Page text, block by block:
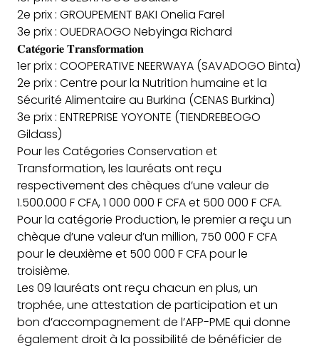
2e prix : GROUPEMENT BAKI Onelia Farel
3e prix : OUEDRAOGO Nebyinga Richard
𝐂𝐚𝐭𝐞́𝐠𝐨𝐫𝐢𝐞 𝐓𝐫𝐚𝐧𝐬𝐟𝐨𝐫𝐦𝐚𝐭𝐢𝐨𝐧
1er prix : COOPERATIVE NEERWAYA (SAVADOGO Binta)
2e prix : Centre pour la Nutrition humaine et la
Sécurité Alimentaire au Burkina (CENAS Burkina)
3e prix : ENTREPRISE YOYONTE (TIENDREBEOGO
Gildass)
Pour les Catégories Conservation et
Transformation, les lauréats ont reçu
respectivement des chèques d’une valeur de
1.500.000 F CFA, 1 000 000 F CFA et 500 000 F CFA.
Pour la catégorie Production, le premier a reçu un
chèque d’une valeur d’un million, 750 000 F CFA
pour le deuxième et 500 000 F CFA pour le
troisième.
Les 09 lauréats ont reçu chacun en plus, un
trophée, une attestation de participation et un
bon d’accompagnement de l’AFP-PME qui donne
également droit à la possibilité de bénéficier de